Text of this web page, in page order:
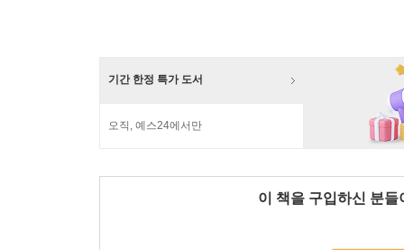
기간 한정 특가 도서
오직, 예스24에서만
이 책을 구입하신 분